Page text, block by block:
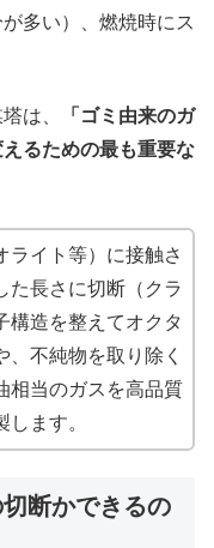
多い）、燃焼時にス
は、
「ゴミ由来のガ
るための最も重要な
ライト等）に接触さ
た長さに切断（クラ
構造を整えてオクタ
、不純物を取り除く
相当のガスを高品質
ます。
断かできるの